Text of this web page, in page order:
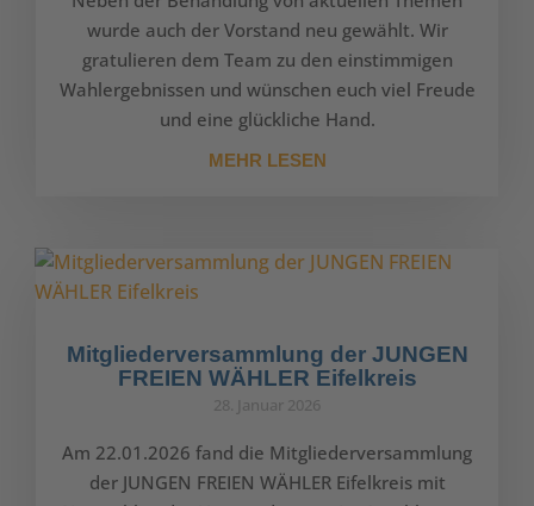
wurde auch der Vorstand neu gewählt. Wir
gratulieren dem Team zu den einstimmigen
Wahlergebnissen und wünschen euch viel Freude
und eine glückliche Hand.
MEHR LESEN
Mitgliederversammlung der JUNGEN
FREIEN WÄHLER Eifelkreis
28. Januar 2026
Am 22.01.2026 fand die Mitgliederversammlung
der JUNGEN FREIEN WÄHLER Eifelkreis mit